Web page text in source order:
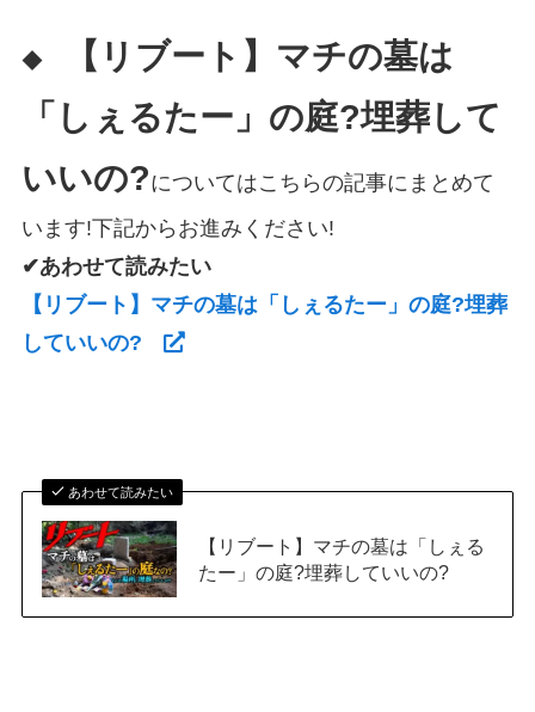
◆
【リブート】マチの墓は
「しぇるたー」の庭?埋葬して
いいの?についてはこちらの記事にまとめて
います!下記からお進みください!
✔あわせて読みたい
【リブート】マチの墓は「しぇるたー」の庭?埋葬
していいの?
あわせて読みたい
【リブート】マチの墓は「しぇる
たー」の庭?埋葬していいの?